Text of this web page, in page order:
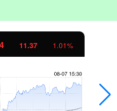
11.37 1.01%